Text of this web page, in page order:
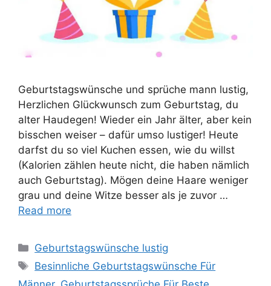
Geburtstagswünsche und sprüche mann lustig,
Herzlichen Glückwunsch zum Geburtstag, du
alter Haudegen! Wieder ein Jahr älter, aber kein
bisschen weiser – dafür umso lustiger! Heute
darfst du so viel Kuchen essen, wie du willst
(Kalorien zählen heute nicht, die haben nämlich
auch Geburtstag). Mögen deine Haare weniger
grau und deine Witze besser als je zuvor …
Read more
Categories
Geburtstagswünsche lustig
Tags
Besinnliche Geburtstagswünsche Für